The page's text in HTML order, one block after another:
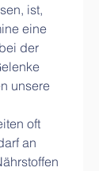
ist,
eine
der
unsere
oft
an